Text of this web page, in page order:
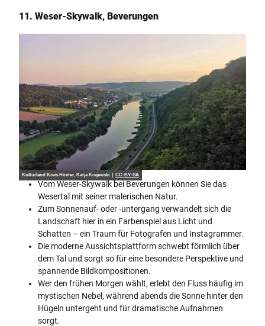
11. Weser-Skywalk, Beverungen
Kulturland Kreis Höxter, Katja Krajewski | CC-BY-SA
Vom Weser-Skywalk bei Beverungen können Sie das
Wesertal mit seiner malerischen Natur.
Zum Sonnenauf- oder -untergang verwandelt sich die
Landschaft hier in ein Farbenspiel aus Licht und
Schatten – ein Traum für Fotografen und Instagrammer.
Die moderne Aussichtsplattform schwebt förmlich über
dem Tal und sorgt so für eine besondere Perspektive und
spannende Bildkompositionen.
Wer den frühen Morgen wählt, erlebt den Fluss häufig im
mystischen Nebel, während abends die Sonne hinter den
Hügeln untergeht und für dramatische Aufnahmen
sorgt.